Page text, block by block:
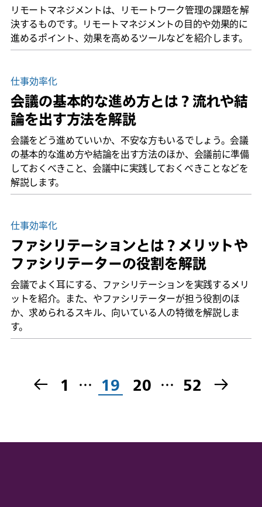
リモートマネジメントは、リモートワーク管理の課題を解
決するものです。リモートマネジメントの目的や効果的に
進めるポイント、効果を高めるツールなどを紹介します。
仕事効率化
会議の基本的な進め方とは？流れや結
論を出す方法を解説
会議をどう進めていいか、不安な方もいるでしょう。会議
の基本的な進め方や結論を出す方法のほか、会議前に準備
しておくべきこと、会議中に実践しておくべきことなどを
解説します。
仕事効率化
ファシリテーションとは？メリットや
ファシリテーターの役割を解説
会議でよく耳にする、ファシリテーションを実践するメリ
ットを紹介。また、やファシリテーターが担う役割のほ
か、求められるスキル、向いている人の特徴を解説しま
す。
1 … 19 20 … 52